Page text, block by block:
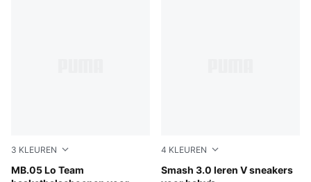
3 KLEUREN
MB.05 Lo Team
Ultra Blue-Intense Mint
4 KLEUREN
Smash 3.0 leren V sneakers
PUMA White-Cool Light